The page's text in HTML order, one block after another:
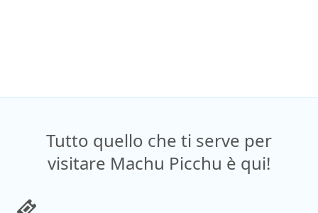
Tutto quello che ti serve per
visitare Machu Picchu è qui!